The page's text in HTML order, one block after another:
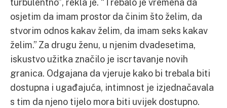
osjetim da imam prostor da činim što želim, da
stvorim odnos kakav želim, da imam seks kakav
želim.” Za drugu ženu, u njenim dvadesetima,
iskustvo užitka značilo je iscrtavanje novih
granica. Odgajana da vjeruje kako bi trebala biti
dostupna i ugađajuća, intimnost je izjednačavala
s tim da njeno tijelo mora biti uvijek dostupno.